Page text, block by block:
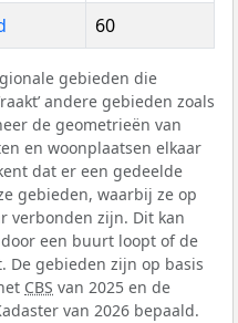
60
gebieden die
andere gebieden zoals
de geometrieën van
en woonplaatsen elkaar
dat er een gedeelde
gebieden, waarbij ze op
verbonden zijn. Dit kan
een buurt loopt of de
De gebieden zijn op basis
CBS van 2025 en de
van 2026 bepaald.